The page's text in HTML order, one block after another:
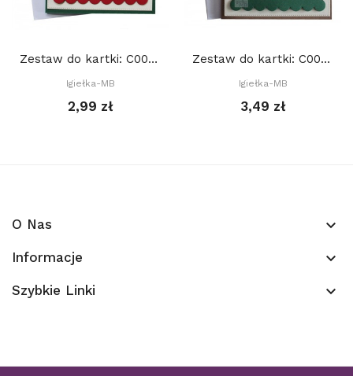
Zestaw do kartki: C004 S10d, Baza 15x15 cm:...
Igiełka-MB
2,99 zł
Zestaw do kartki: C001 S10a, Baza 15x15 cm: Złota
Igiełka-MB
3,49 zł
O Nas keyboard_arrow_down
Informacje keyboard_arrow_down
Szybkie Linki keyboard_arrow_down